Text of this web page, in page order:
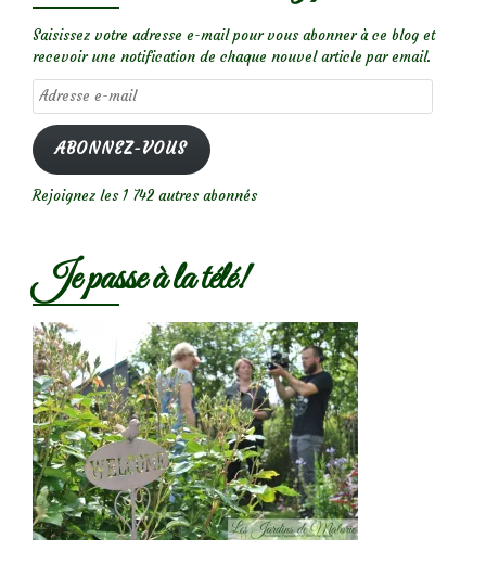
Saisissez votre adresse e-mail pour vous abonner à ce blog et
recevoir une notification de chaque nouvel article par email.
Adresse
e-
mail
ABONNEZ-VOUS
Rejoignez les 1 742 autres abonnés
Je passe à la télé!